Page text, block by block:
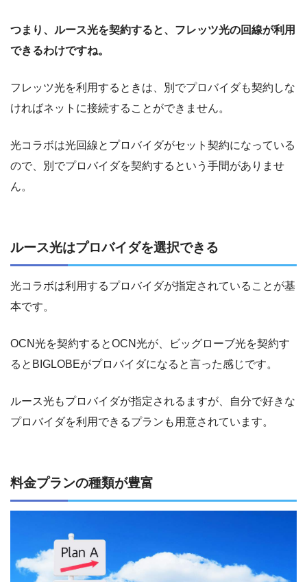
つまり、ルース光を契約すると、フレッツ光の回線が利用
できるわけですね。
フレッツ光を利用するときは、別でプロバイダも契約しな
ければネットに接続することができません。
光コラボは光回線とプロバイダがセット契約になっている
ので、別でプロバイダを契約するという手間がありませ
ん。
ルース光はプロバイダを選択できる
光コラボは利用するプロバイダが指定されていることが基
本です。
OCN光を契約するとOCN光が、ビッグローブ光を契約す
るとBIGLOBEがプロバイダになると言った感じです。
ルース光もプロバイダが指定されるますが、自分で好きな
プロバイダを利用できるプランも用意されています。
料金プランの種類が豊富